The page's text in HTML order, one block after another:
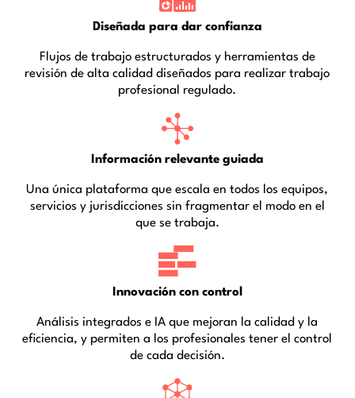
Diseñada para dar confianza
Flujos de trabajo estructurados y herramientas de
revisión de alta calidad diseñados para realizar trabajo
profesional regulado.
Información relevante guiada
Una única plataforma que escala en todos los equipos,
servicios y jurisdicciones sin fragmentar el modo en el
que se trabaja.
Innovación con control
Análisis integrados e IA que mejoran la calidad y la
eficiencia, y permiten a los profesionales tener el control
de cada decisión.